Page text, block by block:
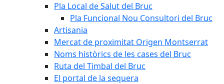
Pla Local de Salut del Bruc
Pla Funcional Nou Consultori del Bruc
Artisania
Mercat de proximitat Origen Montserrat
Noms històrics de les cases del Bruc
Ruta del Timbal del Bruc
El portal de la sequera